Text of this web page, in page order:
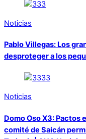
Noticias
Pablo Villegas: Los
desproteger a los
Noticias
Domo Oso X3: Pactos
comité de Saicán